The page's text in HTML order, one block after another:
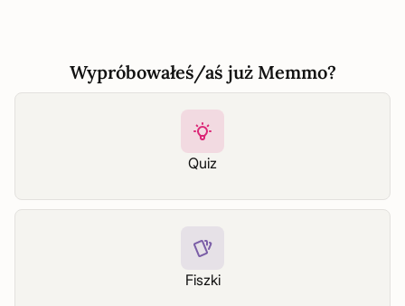
Wypróbowałeś/aś już Memmo?
Quiz
Fiszki